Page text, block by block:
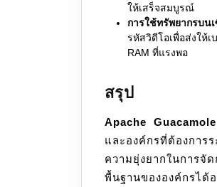
ให้เสร็จสมบูรณ์
การใช้ทรัพยากรบน
รหัสวิดีโอเพื่อส่งให้
RAM ที่แรงพอ
สรุป
Apache Guacamole
และองค์กรที่ต้องกา
ความยุ่งยากในการจั
พื้นฐานขององค์กรได้